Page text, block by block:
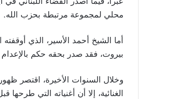
محلي لمجموعة مرتبطة بحزب الله.
بيروت، فقد صدر بحقه حكم بالإعدام عام
وخلال السنوات الأخيرة، اقتصر
الغنائية، إلا أن أغنياته التي